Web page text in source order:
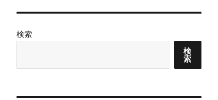
の
ペ
ー
検索
検
索